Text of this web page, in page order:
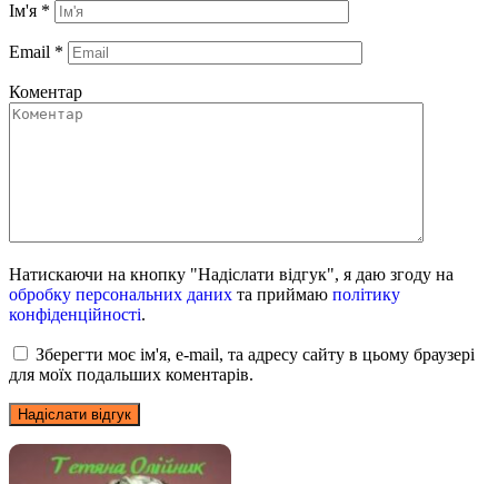
Ім'я *
Email *
Коментар
Натискаючи на кнопку "Надіслати відгук", я даю згоду на
обробку персональних даних та приймаю політику
конфіденційності.
Зберегти моє ім'я, e-mail, та адресу сайту в цьому браузері
для моїх подальших коментарів.